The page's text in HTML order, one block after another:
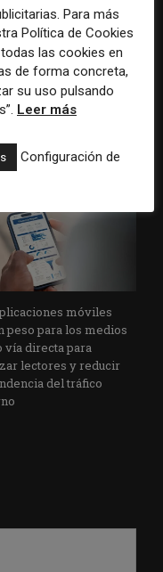
de Oxford
redacciones: menos
periodístico
móviles
peso para los medios
vía directa para
lectores y reducir
del tráfico
Para más
Política de Cookies
las cookies en
de forma concreta,
su uso pulsando
Leer más
Configuración de